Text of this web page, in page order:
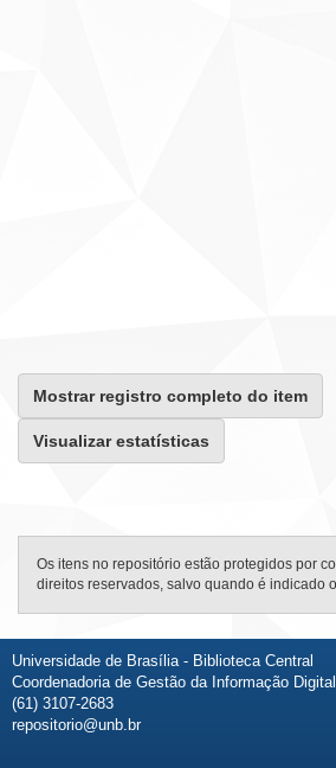
Mostrar registro completo do item
Visualizar estatísticas
Os itens no repositório estão protegidos por
direitos reservados, salvo quando é indicado
Universidade de Brasília - Biblioteca Central
Coordenadoria de Gestão da Informação
(61) 3107-2683
repositorio@unb.br